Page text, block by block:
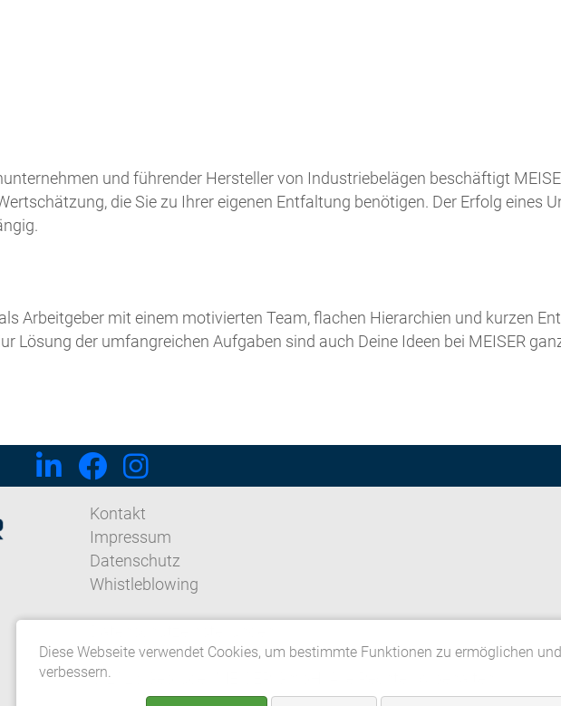
und führender Hersteller von Industriebelägen beschäftigt
die Sie zu Ihrer eigenen Entfaltung benötigen. Der Erfolg eines
Arbeitgeber mit einem motivierten Team, flachen Hierarchien und kurzen
Lösung der umfangreichen Aufgaben sind auch Deine Ideen bei MEISER
Kontakt
Impressum
Datenschutz
Whistleblowing
© 2026 Gebrüder MEISER GmbH. Alle Rechte vorbehalten.
Diese Webseite verwendet Cookies, um bestimmte Funktionen zu ermöglichen
verbessern.